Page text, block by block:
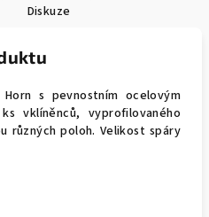
Diskuze
s pevnostním ocelovým
vklíněnců, vyprofilovaného
různých poloh. Velikost spáry